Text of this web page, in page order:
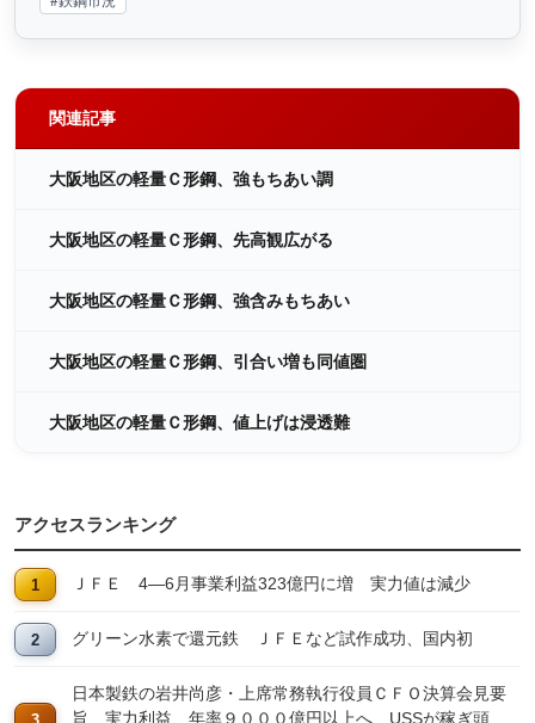
関連記事
大阪地区の軽量Ｃ形鋼、強もちあい調
大阪地区の軽量Ｃ形鋼、先高観広がる
大阪地区の軽量Ｃ形鋼、強含みもちあい
大阪地区の軽量Ｃ形鋼、引合い増も同値圏
大阪地区の軽量Ｃ形鋼、値上げは浸透難
アクセスランキング
ＪＦＥ 4―6月事業利益323億円に増 実力値は減少
グリーン水素で還元鉄 ＪＦＥなど試作成功、国内初
日本製鉄の岩井尚彦・上席常務執行役員ＣＦＯ決算会見要
旨 実力利益、年率９０００億円以上へ USSが稼ぎ頭